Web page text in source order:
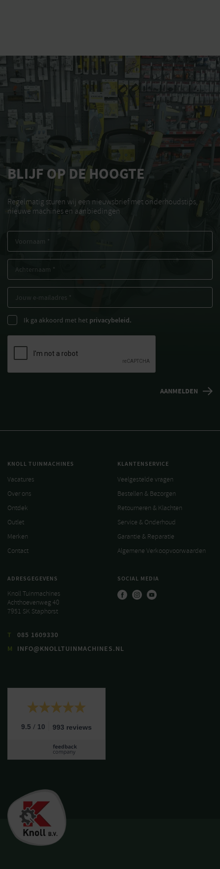
BLIJF OP DE HOOGTE
Regelmatig sturen wij een nieuwsbrief met onderhoudstips,
nieuwe machines en aanbiedingen
Ik ga akkoord met het privacybeleid.
KNOLL TUINMACHINES
Vacatures
Over ons
Ontdek
Outlet
Merken
Contact
KLANTENSERVICE
Veelgestelde vragen
Bestellen & Bezorgen
Retourneren & Klachten
Service & Onderhoud
Garantie & Reparatie
Algemene Verkoopvoorwaarden
ADRESGEGEVENS
Knoll Tuinmachines
Achthoevenweg 40
7951 SK Staphorst
T
085 1609330
M
INFO@KNOLLTUINMACHINES.NL
SOCIAL MEDIA
9.5 / 10 993 reviews